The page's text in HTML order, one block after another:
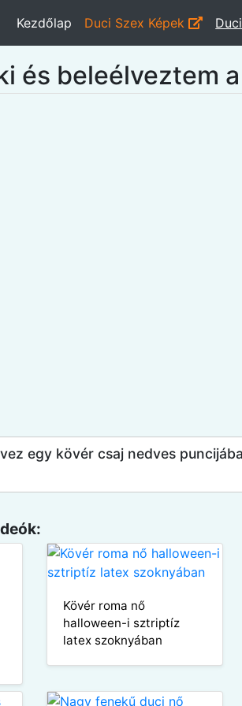
Kezdőlap Duci Szex Képek
és beleélveztem
egy kövér csaj nedves puncijába
Kövér roma nő
halloween-i sztriptíz
latex szoknyában